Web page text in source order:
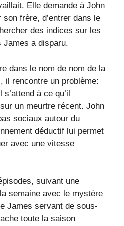
Elle demande à John
frère, d’entrer dans le
des indices sur les
James a disparu.
dans le nom de nom de la
il rencontre un problème:
à ce qu’il
un meurtre récent. John
sociaux autour du
déductif lui permet
avec une vitesse
suivant une
semaine avec le mystère
James servant de sous-
toute la saison